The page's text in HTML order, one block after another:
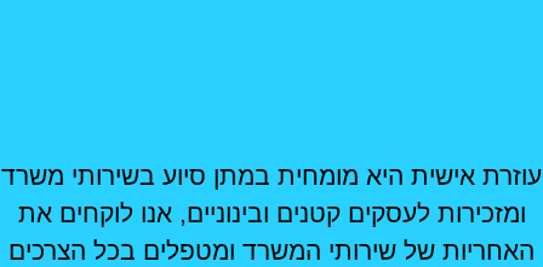
עוזרת אישית היא מומחית במתן סיוע בשירותי משרד
ומזכירות לעסקים קטנים ובינוניים, אנו לוקחים את
האחריות של שירותי המשרד ומטפלים בכל הצרכים